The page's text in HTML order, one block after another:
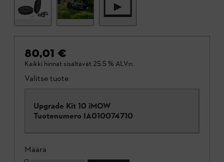
80,01 €
Kaikki hinnat sisältävät 25.5 % ALV:n.
Valitse tuote
Upgrade Kit 10 iMOW
Tuotenumero IA010074710
Määrä